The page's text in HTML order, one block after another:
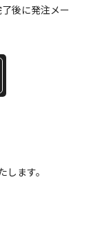
後に発注メー
ます。